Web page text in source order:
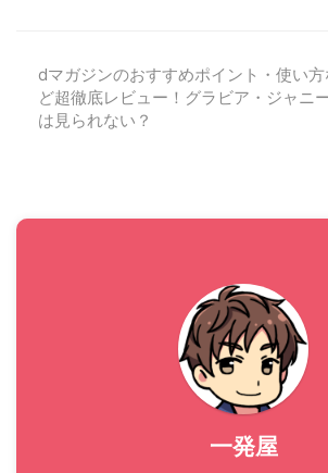
こからは ...
dマガジンのおすすめポイント・使い方
ど超徹底レビュー！グラビア・ジャニ
は見られない？
一発屋